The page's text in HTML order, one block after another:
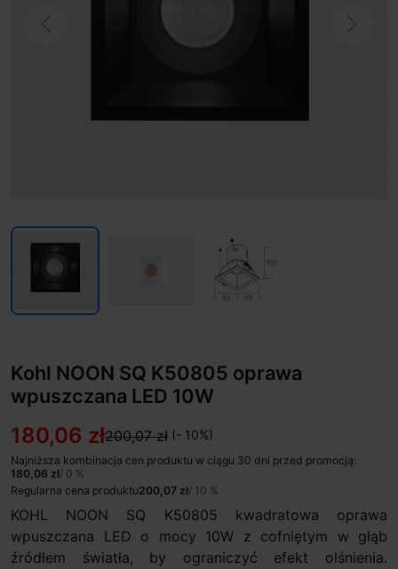
Kohl NOON SQ K50805 oprawa
wpuszczana LED 10W
180,06 zł200,07 zł (- 10%)
Najniższa kombinacja cen produktu w ciągu 30 dni przed promocją:
180,06 zł/ 0 %
Regularna cena produktu200,07 zł/ 10 %
KOHL NOON SQ K50805 kwadratowa oprawa
wpuszczana LED o mocy 10W z cofniętym w głąb
źródłem światła, by ograniczyć efekt olśnienia.